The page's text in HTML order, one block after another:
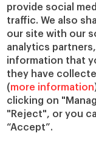
provide social
traffic. We also
our site with our
analytics
information that
they have
(more information
clicking on
"Reject", or you
“Accept”.